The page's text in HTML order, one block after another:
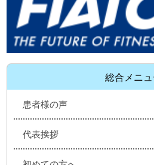
総合メニュ
患者様の声
代表挨拶